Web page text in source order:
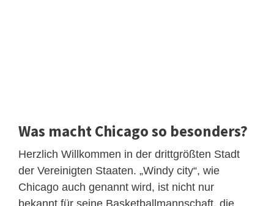
Was macht Chicago so besonders?
Herzlich Willkommen in der drittgrößten Stadt
der Vereinigten Staaten. „Windy city“, wie
Chicago auch genannt wird, ist nicht nur
bekannt für seine Basketballmannschaft, die